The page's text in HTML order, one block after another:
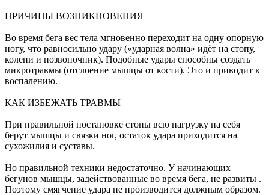
ПРИЧИНЫ ВОЗНИКНОВЕНИЯ
Во время бега вес тела мгновенно переходит на одну опорную
ногу, что равносильно удару («ударная волна» идёт на стопу,
колени и позвоночник). Подобные удары способны создать
микротравмы (отслоение мышцы от кости). Это и приводит к
воспалению.
КАК ИЗБЕЖАТЬ ТРАВМЫ
При правильной постановке стопы всю нагрузку на себя
берут мышцы и связки ног, остаток удара приходится на
сухожилия и суставы.
Но правильной техники недостаточно. У начинающих
бегунов мышцы, задействованные во время бега, не развиты .
Поэтому смягчение удара не производится должным образом.